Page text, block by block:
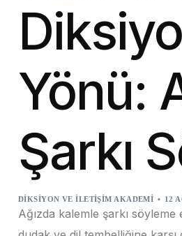
Yönü:
Şarkı
DIKSIYON VE İLETIŞIM AKADEMI 12
Ağızda kalemle şarkı